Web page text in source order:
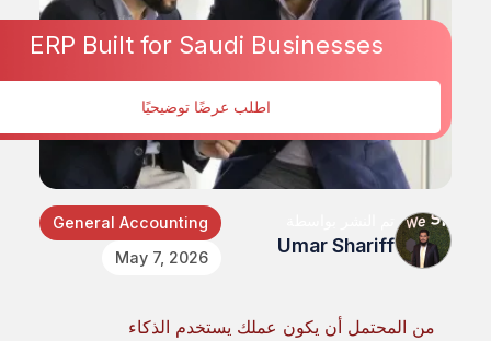
ERP Built for Saudi Businesses
اطلب عرضًا توضيحيًا
Umar Shariff
General Accounting
May 7, 2026
من المحتمل أن يكون عملك يستخدم الذكاء